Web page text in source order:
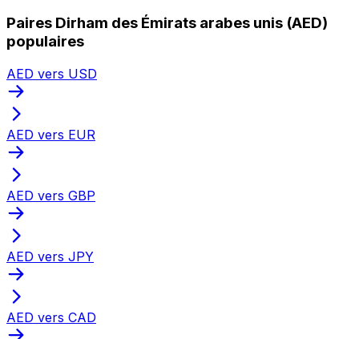
Paires Dirham des Émirats arabes unis (AED)
populaires
AED vers USD
AED vers EUR
AED vers GBP
AED vers JPY
AED vers CAD